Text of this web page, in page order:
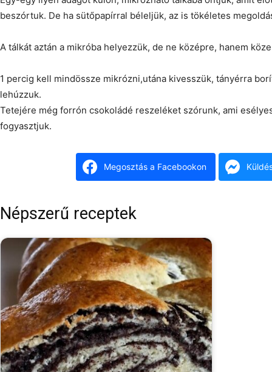
beszórtuk. De ha sütőpapírral béleljük, az is tökéletes
A tálkát aztán a mikróba helyezzük, de ne középre, hanem
1 percig kell mindössze mikrózni,utána kivesszük, tányérra
lehúzzuk.
Tetejére még forrón csokoládé reszeléket szórunk, ami
fogyasztjuk.
Megosztás a Facebookon
Népszerű receptek